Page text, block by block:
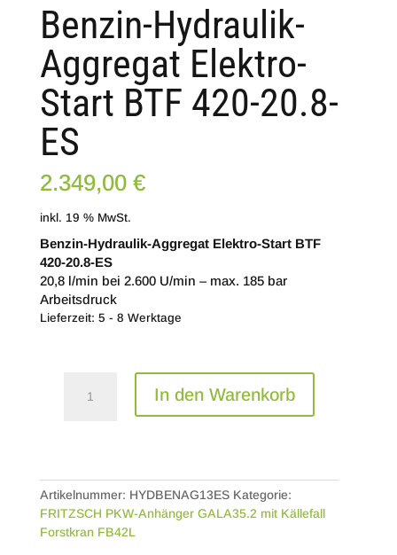
Benzin-Hydraulik-
Aggregat Elektro-
Start BTF 420-20.8-
ES
2.349,00 €
inkl. 19 % MwSt.
Benzin-Hydraulik-Aggregat Elektro-Start BTF
420-20.8-ES
20,8 l/min bei 2.600 U/min – max. 185 bar
Arbeitsdruck
Lieferzeit: 5 - 8 Werktage
Hydraulik-
420-
20.8-
ES
In den Warenkorb
Artikelnummer: HYDBENAG13ES Kategorie:
FRITZSCH PKW-Anhänger GALA35.2 mit Källefall
Forstkran FB42L